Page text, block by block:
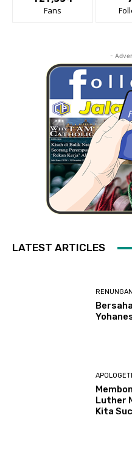
Fans
-
LATEST ARTICLES
RENUNGAN
Luther
Kita